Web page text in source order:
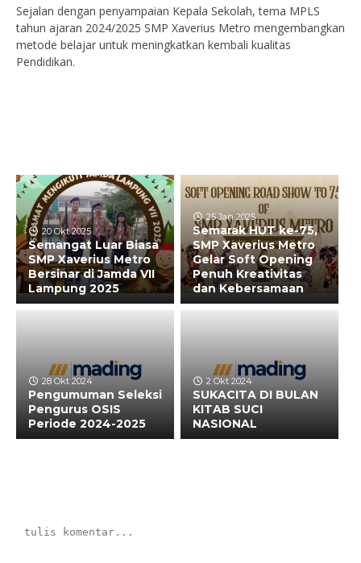
Sejalan dengan penyampaian Kepala Sekolah, tema MPLS
tahun ajaran 2024/2025 SMP Xaverius Metro mengembangkan
metode belajar untuk meningkatkan kembali kualitas
Pendidikan.
20 Okt 2025
Semangat Luar Biasa
SMP Xaverius Metro
Bersinar di Jamda VII
Lampung 2025
25 Jan 2025
Semarak HUT ke-75,
SMP Xaverius Metro
Gelar Soft Opening
Penuh Kreativitas
dan Kebersamaan
28 Okt 2024
Pengumuman Seleksi
Pengurus OSIS
Periode 2024-2025
2 Okt 2024
SUKACITA DI BULAN
KITAB SUCI
NASIONAL